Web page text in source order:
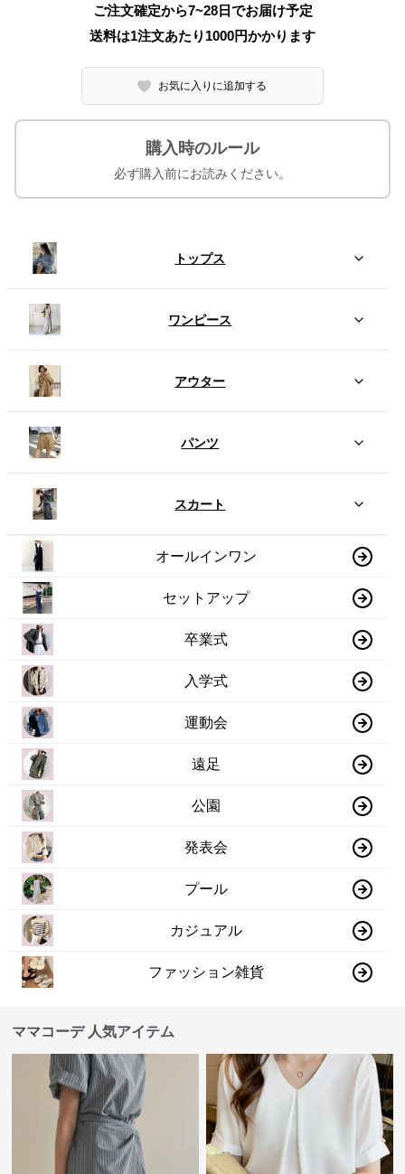
ご注文確定から7~28日でお届け予定
送料は1注文あたり 1000円かかります
お気に入りに追加する
購入時のルール
必ず購入前にお読みください。
トップス
ワンピース
アウター
パンツ
スカート
オールインワン
セットアップ
卒業式
入学式
運動会
遠足
公園
発表会
プール
カジュアル
ファッション雑貨
ママコーデ 人気アイテム